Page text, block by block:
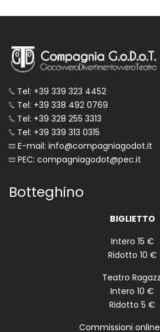
Tel: +39 339 323 4452
Tel: +39 338 492 0769
Tel: +39 328 255 3313
Tel: +39 339 313 0315
E-mail: info@compagniagodot.it
PEC: compagniagodot@pec.it
Botteghino
BIGLIETTO
Intero 15 €
Ridotto 10 €
Teatro
Intero 10 €
Ridotto 5 €
Commissioni